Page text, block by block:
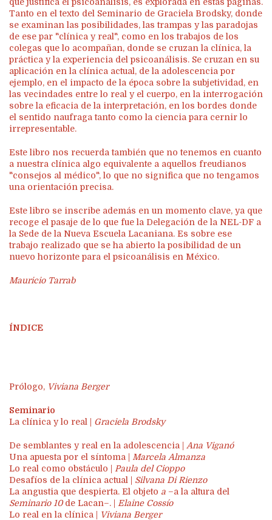
Tanto en el texto del Seminario de Graciela Brodsky, donde
se examinan las posibilidades, las trampas y las paradojas
de ese par "clínica y real", como en los trabajos de los
colegas que lo acompañan, donde se cruzan la clínica, la
práctica y la experiencia del psicoanálisis. Se cruzan en su
aplicación en la clínica actual, de la adolescencia por
ejemplo, en el impacto de la época sobre la subjetividad, en
las vecindades entre lo real y el cuerpo, en la interrogación
sobre la eficacia de la interpretación, en los bordes donde
el sentido naufraga tanto como la ciencia para cernir lo
irrepresentable.
Este libro nos recuerda también que no tenemos en cuanto
a nuestra clínica algo equivalente a aquellos freudianos
"consejos al médico", lo que no significa que no tengamos
una orientación precisa.
Este libro se inscribe además en un momento clave, ya que
recoge el pasaje de lo que fue la Delegación de la NEL-DF a
la Sede de la Nueva Escuela Lacaniana. Es sobre ese
trabajo realizado que se ha abierto la posibilidad de un
nuevo horizonte para el psicoanálisis en México.
Mauricio Tarrab
ÍNDICE
Prólogo, Viviana Berger
Seminario
La clínica y lo real | Graciela Brodsky
De semblantes y real en la adolescencia | Ana Viganó
Una apuesta por el síntoma | Marcela Almanza
Lo real como obstáculo | Paula del Cioppo
Desafíos de la clínica actual | Silvana Di Rienzo
La angustia que despierta. El objeto a –a la altura del
Seminario 10de Lacan–. | Elaine Cossío
Lo real en la clínica | Viviana Berger